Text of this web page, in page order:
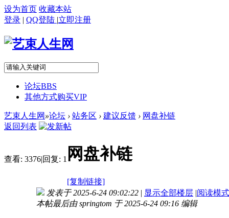
设为首页 收藏本站
登录 | QQ登陆 |立即注册
论坛BBS
其他方式购买VIP
艺束人生网 »论坛 › 站务区 › 建议反馈 › 网盘补链
返回列表
查看: 3376|回复: 1 网盘补链
[复制链接]
发表于 2025-6-24 09:02:22 | 显示全部楼层 |阅读模式
本帖最后由 springtom 于 2025-6-24 09:16 编辑